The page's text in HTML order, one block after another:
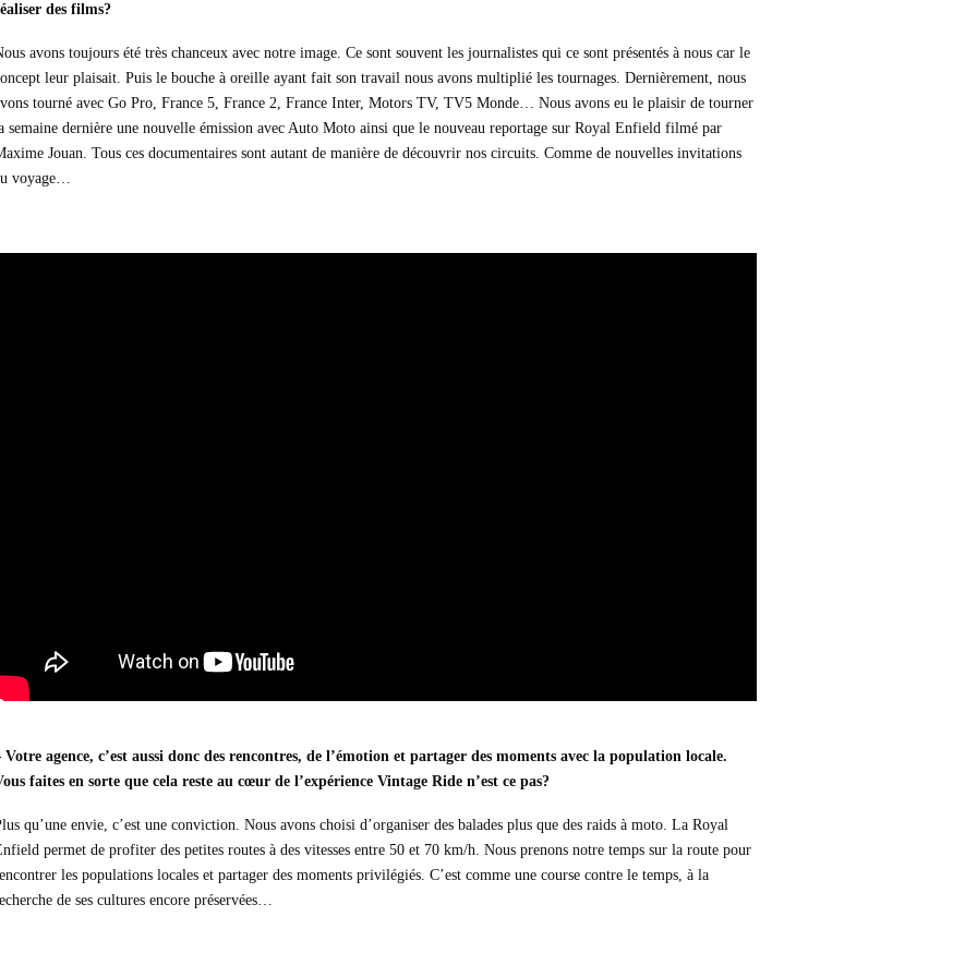
des films?
avons toujours été très chanceux avec notre image. Ce sont souvent les journalistes qui ce sont présentés à nous car le
leur plaisait. Puis le bouche à oreille ayant fait son travail nous avons multiplié les tournages. Dernièrement, nous
tourné avec Go Pro, France 5, France 2, France Inter, Motors TV, TV5 Monde… Nous avons eu le plaisir de tourner
semaine dernière une nouvelle émission avec Auto Moto ainsi que le nouveau reportage sur Royal Enfield filmé par
Jouan. Tous ces documentaires sont autant de manière de découvrir nos circuits. Comme de nouvelles invitations
voyage…
Votre agence, c’est aussi donc des rencontres, de l’émotion et partager des moments avec la population locale.
faites en sorte que cela reste au cœur de l’expérience Vintage Ride n’est ce pas?
qu’une envie, c’est une conviction. Nous avons choisi d’organiser des balades plus que des raids à moto. La Royal
permet de profiter des petites routes à des vitesses entre 50 et 70 km/h. Nous prenons notre temps sur la route pour
les populations locales et partager des moments privilégiés. C’est comme une course contre le temps, à la
de ses cultures encore préservées…